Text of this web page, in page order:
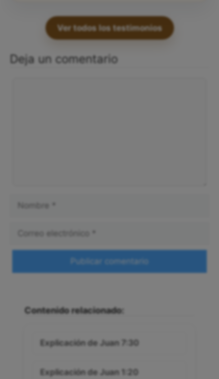
Ver todos los testimonios
Deja un comentario
Contenido relacionado:
Explicación de Juan 7:30
Explicación de Juan 1:20